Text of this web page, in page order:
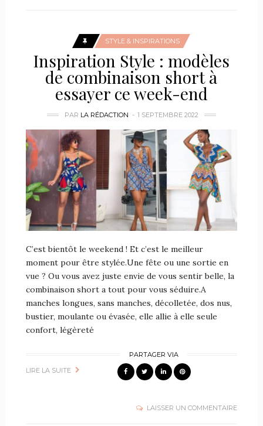
STYLE & INSPIRATIONS
Inspiration Style : modèles
de combinaison short à
essayer ce week-end
PAR LA RÉDACTION 1 SEPTEMBRE 2022
C’est bientôt le weekend ! Et c’est le meilleur
moment pour être stylée.Une fête ou une sortie en
vue ? Ou vous avez juste envie de vous sentir belle, la
combinaison short a tout pour vous séduire.A
manches longues, sans manches, décolletée, dos nus,
bustier, moulante ou évasée, elle allie à elle seule
confort, légèreté
LIRE LA SUITE
PARTAGER VIA
LAISSER UN COMMENTAIRE